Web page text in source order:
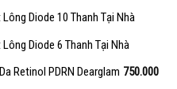
Lông Diode 10 Thanh Tại Nhà
Diode 6 Thanh Tại Nhà
Retinol PDRN Dearglam 750.000